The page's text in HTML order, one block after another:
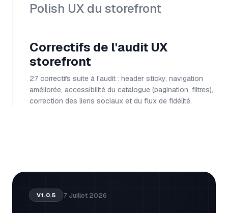
Polish UX du storefront
Correctifs de l'audit UX
storefront
27 correctifs suite à l'audit : header sticky, navigation
améliorée, accessibilité du catalogue (pagination, filtres),
correction des liens sociaux et du flux de fidélité.
V1.0.5 7 Juillet 2026